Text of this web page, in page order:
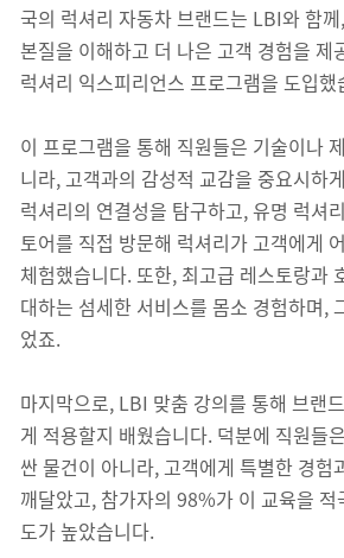
국의 럭셔리 자동차 브랜드는 LBI와 함
본질을 이해하고 더 나은 고객 경험을 제
럭셔리 익스피리언스 프로그램을 도입했
이 프로그램을 통해 직원들은 기술이나
니라, 고객과의 감성적 교감을 중요시하
럭셔리의 연결성을 탐구하고, 유명 럭셔
토어를 직접 방문해 럭셔리가 고객에게
체험했습니다. 또한, 최고급 레스토랑과
대하는 섬세한 서비스를 몸소 경험하며,
었죠.
마지막으로, LBI 맞춤 강의를 통해 브랜
게 적용할지 배웠습니다. 덕분에 직원들
싼 물건이 아니라, 고객에게 특별한 경험
깨달았고, 참가자의 98%가 이 교육을
도가 높았습니다.